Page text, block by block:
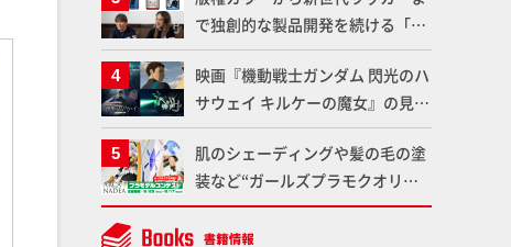
ンを再現【機動戦士Zガンダム】
で独創的な製品開発を続ける「ガ
イアノーツ」に塗料開発の裏側と
ラッカー塗料の未来についてイン
タビュー！
映画『機動戦士ガンダム 閃光のハ
サウェイ キルケーの魔女』の見放
題配信が8月31日（月）よりスタ
ート！Prime Videoで国内独占配
信
肌のシェーディングや髪の毛の塗
装など“ガールズプラモクオリテ
ィアップ術”で仕上げる！カスタ
ム作例「白騎士ソフィエラ」が完